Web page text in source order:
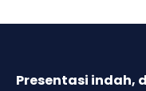
Presentasi indah,